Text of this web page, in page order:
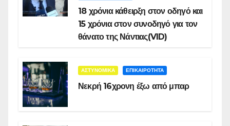
18 χρόνια κάθειρξη στον οδηγό και
15 χρόνια στον συνοδηγό για τον
θάνατο της Νάντιας(VID)
ΑΣΤΥΝΟΜΙΚΑ ΕΠΙΚΑΙΡΟΤΗΤΑ
Νεκρή 16χρονη έξω από μπαρ